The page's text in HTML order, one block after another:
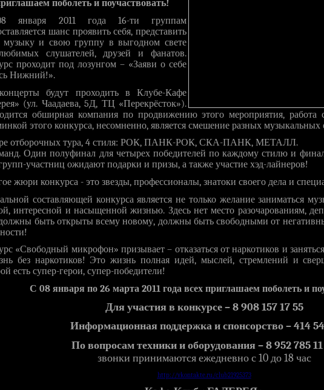
поболеть и поучаствовать!
января 2011 года 16-ти группам
шанс проявить себя, представить
и свою группу в выгодном свете
слушателей, друзей и фанатов.
проходит под лозунгом – «Заяви о себе
Нижний!».
будут проходить в Клубе-Кафе
(ул. Чаадаева, 5Д, ТЦ «Перекрёсток»).
обширная компания по продвижению этого мероприятия, работа
этого конкурса, несомненно, является смешение разных музыкальных
отборочных тура, 4 стиля: РОК, ПАНК-РОК, СКА-ПАНК, МЕТАЛЛ.
Один полуфинал для четырех победителей по каждому стилю и
участниц ожидают подарки и призы, а также участие хэд-лайнеров!
жюри конкурса - это звезды, профессионалы, знатоки своего дела и
составляющей конкурса является не только желание заниматься
интересной и насыщенной жизнью. Здесь нет место разочарованиям,
быть открыты всему новому, должны быть свободными от
«Свободный микрофон» призывает – отказаться от наркотиков и
без наркотиков! Это жизнь полная идей, мыслей, стремлений и
есть супер-герои, супер-победители!
С 08 января по 26 марта 2011 года всех приглашаем поболеть и
Для участия в конкурсе – 8 908 157 17 55
Информационная поддержка и спонсорство – 414
По вопросам техники и оборудования – 8 952 785
звонки принимаются ежедневно с 10 до 18 час
http://vkontakte.ru /club21925373